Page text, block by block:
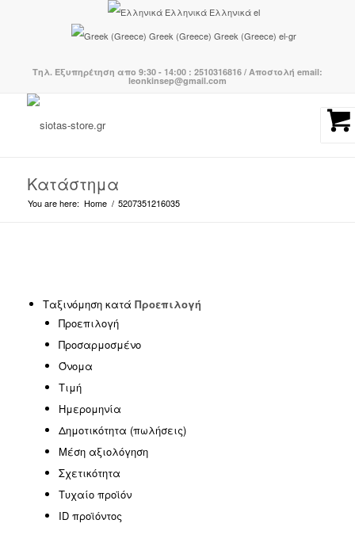
Ελληνικά Ελληνικά el
Greek (Greece) Greek (Greece) el-gr
Τηλ. Εξυπηρέτηση απο 9:30 - 14:00 : 2510316816 / Αποστολή email:
leonkinsep@gmail.com
Κατάστημα
You are here: Home / 5207351216035
Κατηγορίες προϊόντων-
BOHO CHIC
EASTER OFFERS
HOT DEALS
SPECIAL OFFERS
SUMMER SALE
Έπιπλα γραφείου
(0)
Έπιπλα εξωτερικού χώρου
Έπιπλα εσωτερικού χώρου
ΦΟΙΤΗΤΙΚΑ ΠΑΚΕΤΑ
Χωρίς κατηγορία
Ταξινόμηση κατά Προεπιλογή
Προεπιλογή
Προσαρμοσμένο
Όνομα
Τιμή
Ημερομηνία
Δημοτικότητα (πωλήσεις)
Μέση αξιολόγηση
Σχετικότητα
Τυχαίο προϊόν
ID προϊόντος